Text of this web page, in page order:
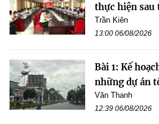
thực hiện sau
Trần Kiên
13:00 06/08/2026
Bài 1: Kế
những dự án
Văn Thanh
12:39 06/08/2026